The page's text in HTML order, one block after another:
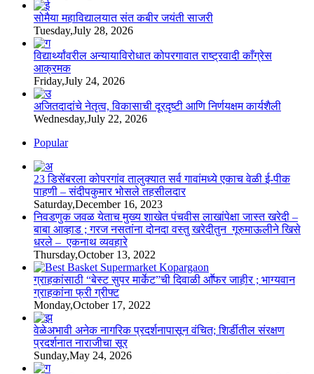
सोमैया महाविद्यालयात संत कबीर जयंती साजरी
Tuesday,July 28, 2026
विद्यार्थ्यांवरील अन्यायाविरोधात कोपरगावात राष्ट्रवादी काँग्रेस
आक्रमक
Friday,July 24, 2026
अजितदादांचे नेतृत्व, विकासाची दूरदृष्टी आणि निर्णयक्षम कार्यशैली
Wednesday,July 22, 2026
Popular
23 डिसेंबरला कोपरगांव तालुक्‍यात सर्व गावांमध्ये एकाच वेळी ई-पीक
पाहणी – संदीपकुमार भोसले तहसीलदार
Saturday,December 16, 2023
निवडणुक जवळ येताच मुख्य शाखेत पंचवीस लाखांपेक्षा जास्त खरेदी –
बाबा आव्हाड ; गरज नसतांना दोनदा वस्तु खरेदीतुन गूरुमाऊलीने खिसे
धरले – एकनाथ व्यवहारे
Thursday,October 13, 2022
ग्राहकांसाठी “बेस्ट सुपर मार्केट”ची दिवाळी आॕफर जाहीर ; भाग्यवान
ग्राहकांना फ्री ग्रीफ्ट
Monday,October 17, 2022
वेळेअभावी अनेक नागरिक प्रदर्शनापासून वंचित; शिर्डीतील संरक्षण
प्रदर्शनात नाराजीचा सूर
Sunday,May 24, 2026